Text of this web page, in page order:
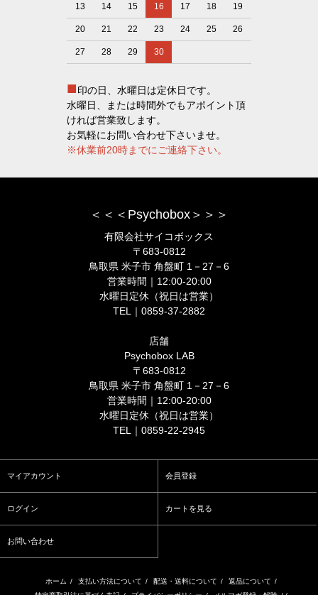
13 14 15 16 17 18 19
20 21 22 23 24 25 26
27 28 29 30
■印の日、水曜日は定休日です。
水曜日、または時間外でもアポイント頂
ければ営業致します。
お気軽にお問い合わせ下さいませ。
※休業前20時までにご連絡下さい。
＜＜＜Psychobox＞＞＞
有限会社サイコボックス
〒683-0812
鳥取県 米子市 角盤町 1－27－6
営業時間｜12:00-20:00
水曜日定休（祝日は営業）
TEL｜0859-37-2882
店舗
Psychobox LAB
〒683-0812
鳥取県 米子市 角盤町 1－27－6
営業時間｜12:00-20:00
水曜日定休（祝日は営業）
TEL｜0859-22-2945
マイアカウント 会員登録
ログイン カートを見る
お問い合わせ
ホーム / 支払い方法について / 配送・送料について / 返品について /